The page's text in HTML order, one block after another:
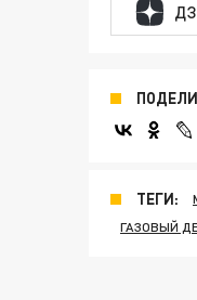
ТЕГИ:
ГАЗОВЫЙ